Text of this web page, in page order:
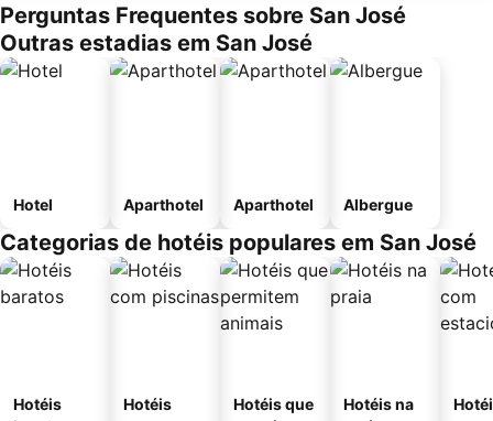
Perguntas Frequentes sobre San José
Outras estadias em San José
Hotel Aparthotel Aparthotel Albergue
Categorias de hotéis populares em San José
Hotéis
Hotéis
Hotéis que
Hotéis na